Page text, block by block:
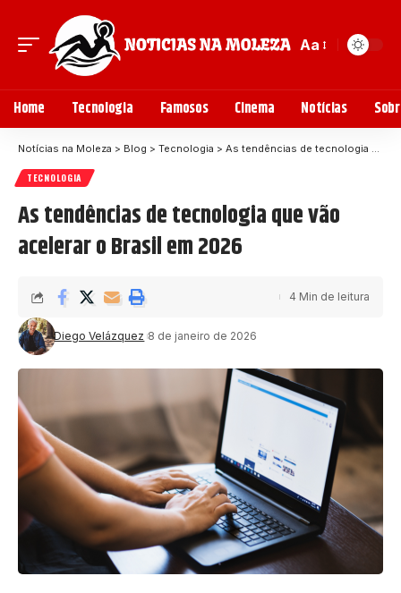
Aa
Home Tecnologia Famosos Cinema Notícias
Notícias na Moleza > Blog > Tecnologia > As tendências de tecnologia que vão acelerar o Brasil em 2026
TECNOLOGIA
As tendências de tecnologia que vão
acelerar o Brasil em 2026
Diego Velázquez 8 de janeiro de 2026
4 Min de leitura